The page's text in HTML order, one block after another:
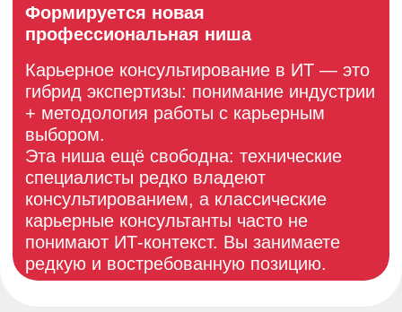
профессиональные развилки.
Коучам и другим помогающим
специалистам
Когда ИТ-клиент не понимает, куда
расти и какую роль выбирать, коучинг
упирается в отсутствие содержания.
Курс даст вам структуру и контекст ИТ-
карьеры, чтобы вы могли работать с
выбором, стратегией и
профессиональным развитием, а не
только с целями и мотивацией.
HR-специалистам, HR BP, IT
рекрутерам
Вы хорошо знаете рынок ИТ и